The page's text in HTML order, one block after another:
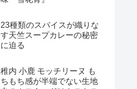
23種類のスパイスが織りな
す天竺スープカレーの秘密
に迫る
稚内 小鹿 モッチリーヌ も
ちもち感が半端でない生地